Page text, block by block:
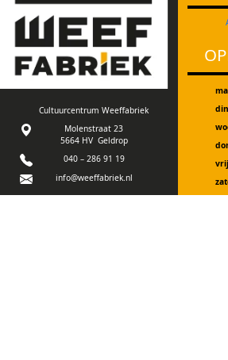
Cultuurcentrum Weeffabriek
Molenstraat 23
5664 HV Geldrop
040 – 286 91 19
info@weeffabriek.nl